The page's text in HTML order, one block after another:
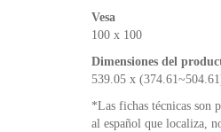
Vesa
100 x 100
Dimensiones del
539.05 x
*Las fichas técnicas son
al español que localiza,